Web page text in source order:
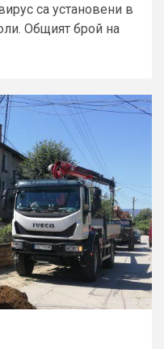
са установени в
Общият брой на